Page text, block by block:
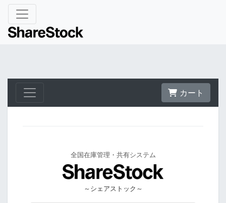
カート
全国在庫管理・共有システム
～シェアストック～